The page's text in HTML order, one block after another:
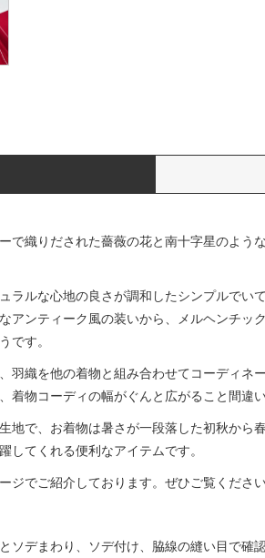
で織りだされた薔薇の花と南十字星のよう
ラルな心地の良さが調和したシンプルでい
アンティーク風の装いから、メルヘンチッ
です。
羽織を他の着物と組み合わせてコーディネ
着物コーディの幅がぐんと広がること間違い
地で、お着物は暑さが一段落した初秋から
してくれる便利なアイテムです。
ジでご紹介しております。ぜひご覧くだ
デまわり、ソデ付け、脇線の縫い目で確